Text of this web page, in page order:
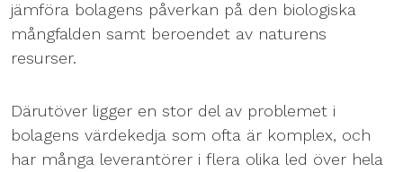
jämföra bolagens påverkan på den biologiska
mångfalden samt beroendet av naturens
resurser.
Därutöver ligger en stor del av problemet i
bolagens värdekedja som ofta är komplex, och
har många leverantörer i flera olika led över hela